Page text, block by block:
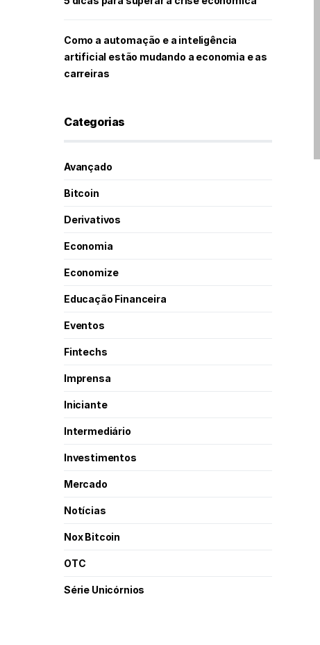
Como a automação e a inteligência
artificial estão mudando a economia e as
carreiras
Categorias
Avançado
Bitcoin
Derivativos
Economia
Economize
Educação Financeira
Eventos
Fintechs
Imprensa
Iniciante
Intermediário
Investimentos
Mercado
Notícias
Nox Bitcoin
OTC
Série Unicórnios